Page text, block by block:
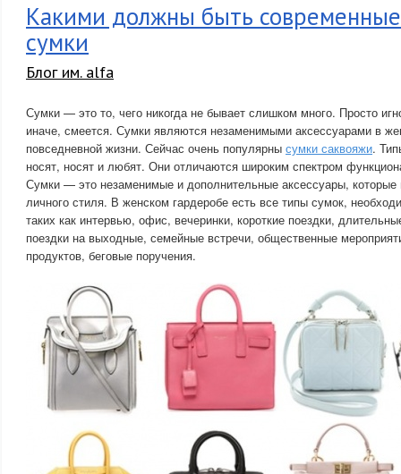
Какими должны быть
сумки
Блог им. alfa
Сумки — это то, чего никогда не бывает слишком много. Просто
иначе, смеется. Сумки являются незаменимыми аксессуарами в
повседневной жизни. Сейчас очень популярны сумки саквояжи.
носят, носят и любят. Они отличаются широким спектром
Сумки — это незаменимые и дополнительные аксессуары, которые
личного стиля. В женском гардеробе есть все типы сумок,
таких как интервью, офис, вечеринки, короткие поездки,
поездки на выходные, семейные встречи, общественные
продуктов, беговые поручения.